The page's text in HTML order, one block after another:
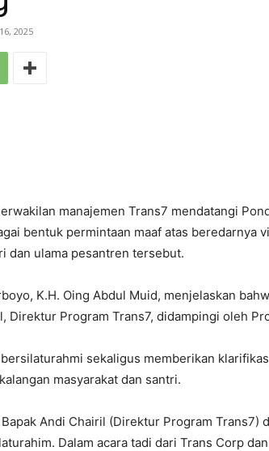
2025
manajemen Trans7 mendatangi
bentuk permintaan maaf atas beredarnya
dan ulama pesantren tersebut.
K.H. Oing Abdul Muid, menjelaskan
Direktur Program Trans7, didampingi oleh
sekaligus memberikan
masyarakat dan santri.
Andi Chairil (Direktur Program Trans7)
Dalam acara tadi dari Trans Corp